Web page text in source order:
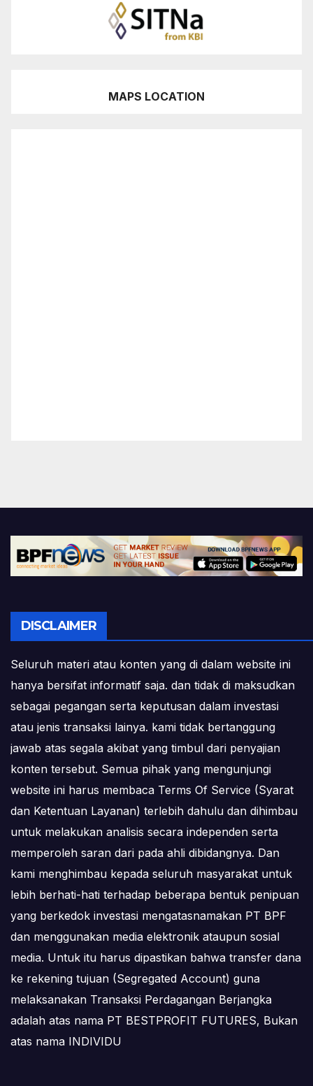
MAPS LOCATION
DISCLAIMER
Seluruh materi atau konten yang di dalam website ini
hanya bersifat informatif saja. dan tidak di maksudkan
sebagai pegangan serta keputusan dalam investasi
atau jenis transaksi lainya. kami tidak bertanggung
jawab atas segala akibat yang timbul dari penyajian
konten tersebut. Semua pihak yang mengunjungi
website ini harus membaca Terms Of Service (Syarat
dan Ketentuan Layanan) terlebih dahulu dan dihimbau
untuk melakukan analisis secara independen serta
memperoleh saran dari pada ahli dibidangnya. Dan
kami menghimbau kepada seluruh masyarakat untuk
lebih berhati-hati terhadap beberapa bentuk penipuan
yang berkedok investasi mengatasnamakan PT BPF
dan menggunakan media elektronik ataupun sosial
media. Untuk itu harus dipastikan bahwa transfer dana
ke rekening tujuan (Segregated Account) guna
melaksanakan Transaksi Perdagangan Berjangka
adalah atas nama PT BESTPROFIT FUTURES, Bukan
atas nama INDIVIDU